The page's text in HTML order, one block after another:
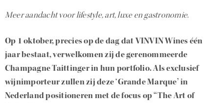
Meer aandacht voor lifestyle, art, luxe en gastronomie.
Op 1 oktober, precies op de dag dat VINVIN Wines één
jaar bestaat, verwelkomen zij de gerenommeerde
Champagne Taittinger in hun portfolio. Als exclusief
wijnimporteur zullen zij deze ‘Grande Marque’ in
Nederland positioneren met de focus op “The Art of